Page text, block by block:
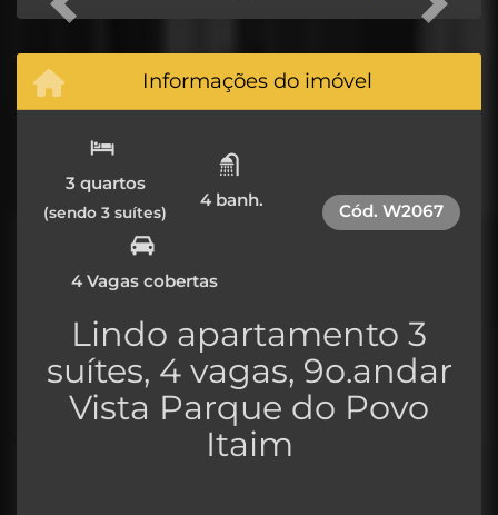
Previous Next
Informações do imóvel
3 quartos
(sendo 3 suítes)
4 banh.
4 Vagas cobertas
Cód. W2067
Lindo apartamento 3
suítes, 4 vagas, 9o.andar
Vista Parque do Povo
Itaim